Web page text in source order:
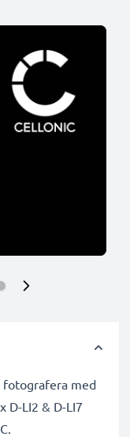
fotografera med
D-LI2 & D-LI7